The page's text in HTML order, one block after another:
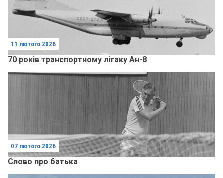
11 лютого 2026
70 років транспортному літаку Ан-8
07 лютого 2026
Слово про батька